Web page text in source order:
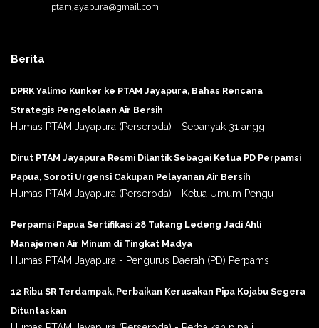
ptamjayapura@gmail.com
Berita
DPRK Yalimo Kunker ke PTAM Jayapura, Bahas Rencana
Strategis Pengelolaan Air Bersih
Humas PTAM Jayapura (Perseroda) - Sebanyak 31 angg
Dirut PTAM Jayapura Resmi Dilantik Sebagai Ketua PD Perpamsi
Papua, Soroti Urgensi Cakupan Pelayanan Air Bersih
Humas PTAM Jayapura (Perseroda) - Ketua Umum Pengu
Perpamsi Papua Sertifikasi 28 Tukang Ledeng Jadi Ahli
Manajemen Air Minum di Tingkat Madya
Humas PTAM Jayapura - Pengurus Daerah (PD) Perpams
12 Ribu SR Terdampak, Perbaikan Kerusakan Pipa Kojabu Segera
Dituntaskan